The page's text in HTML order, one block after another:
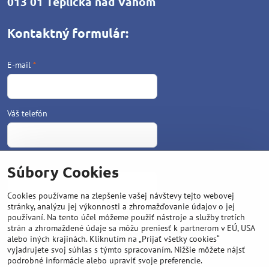
Kontaktný formulár:
E-mail *
Váš telefón
Súbory Cookies
Cookies používame na zlepšenie vašej návštevy tejto webovej
stránky, analýzu jej výkonnosti a zhromažďovanie údajov o jej
používaní. Na tento účel môžeme použiť nástroje a služby tretích
strán a zhromaždené údaje sa môžu preniesť k partnerom v EÚ, USA
alebo iných krajinách. Kliknutím na „Prijať všetky cookies“
vyjadrujete svoj súhlas s týmto spracovaním. Nižšie môžete nájsť
podrobné informácie alebo upraviť svoje preferencie.